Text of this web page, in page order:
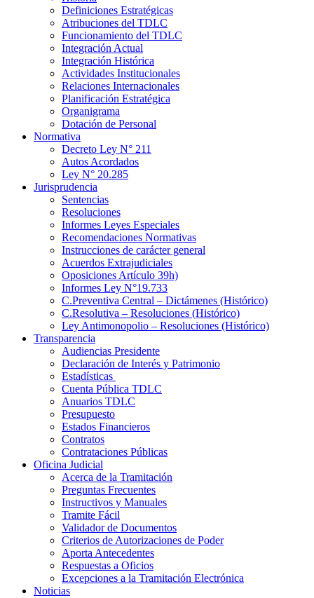
Definiciones Estratégicas
Atribuciones del TDLC
Funcionamiento del TDLC
Integración Actual
Integración Histórica
Actividades Institucionales
Relaciones Internacionales
Planificación Estratégica
Organigrama
Dotación de Personal
Normativa
Decreto Ley N° 211
Autos Acordados
Ley N° 20.285
Jurisprudencia
Sentencias
Resoluciones
Informes Leyes Especiales
Recomendaciones Normativas
Instrucciones de carácter general
Acuerdos Extrajudiciales
Oposiciones Artículo 39h)
Informes Ley N°19.733
C.Preventiva Central – Dictámenes (Histórico)
C.Resolutiva – Resoluciones (Histórico)
Ley Antimonopolio – Resoluciones (Histórico)
Transparencia
Audiencias Presidente
Declaración de Interés y Patrimonio
Estadísticas
Cuenta Pública TDLC
Anuarios TDLC
Presupuesto
Estados Financieros
Contratos
Contrataciones Públicas
Oficina Judicial
Acerca de la Tramitación
Preguntas Frecuentes
Instructivos y Manuales
Tramite Fácil
Validador de Documentos
Criterios de Autorizaciones de Poder
Aporta Antecedentes
Respuestas a Oficios
Excepciones a la Tramitación Electrónica
Noticias